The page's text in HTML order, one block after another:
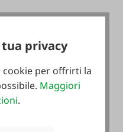
privacy
cookie per offrirti la
Maggiori
.